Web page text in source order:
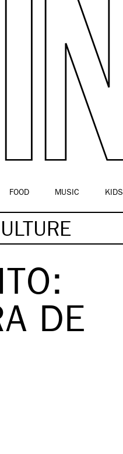
FOOD MUSIC KIDS
DE